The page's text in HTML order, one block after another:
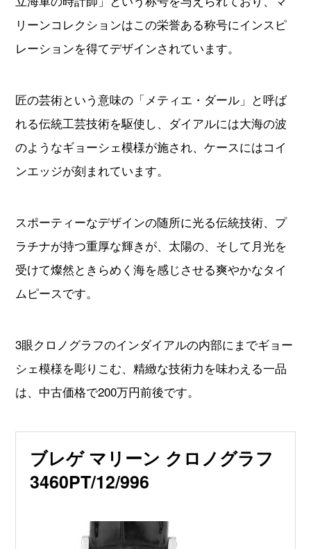
リーンコレクションはこの栄誉ある称号にインスピ
レーションを得てデザインされています。
匠の芸術という意味の「メティエ・ダール」と呼ば
れる伝統工芸技術を駆使し、ダイアルには大海の波
のようなギョーシェ模様が施され、ケースにはコイ
ンエッジが刻まれています。
スポーティーなデザインの随所に光る伝統技術、プ
ラチナが持つ重厚な輝きが、太陽の、そして月光を
受けて燦然ときらめく海を感じさせる爽やかなタイ
ムピースです。
3眼クロノグラフのインダイアルの内部にまでギョー
シェ模様を彫りこむ、精緻な技術力を味わえる一品
は、中古価格で200万円前後です。
ブレゲ マリーン クロノグラフ
3460PT/12/996